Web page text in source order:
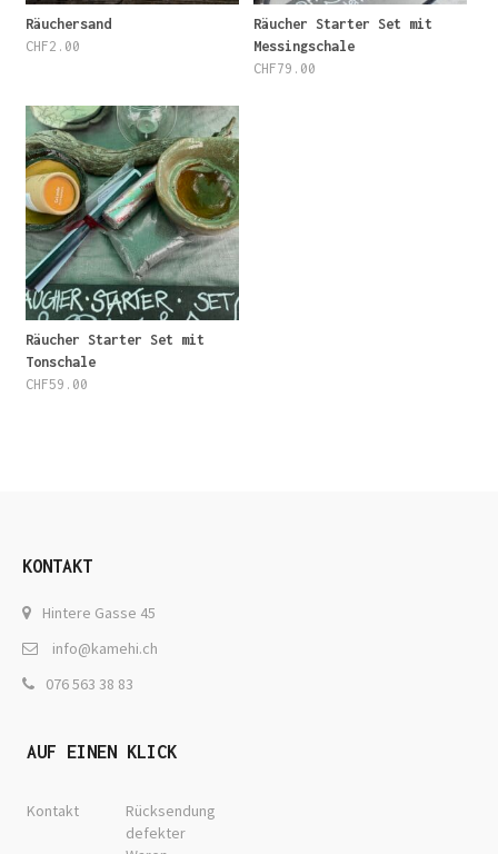
Räuchersand
CHF2.00
Räucher Starter Set mit
Messingschale
CHF79.00
Räucher Starter Set mit
Tonschale
CHF59.00
KONTAKT
Hintere Gasse 45
info@kamehi.ch
076 563 38 83
AUF EINEN KLICK
Kontakt
Rücksendung
defekter